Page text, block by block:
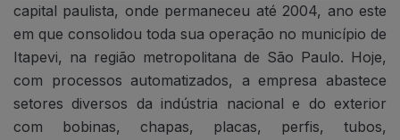
capital paulista, onde permaneceu até 2004, ano este
em que consolidou toda sua operação no município de
Itapevi, na região metropolitana de São Paulo. Hoje,
com processos automatizados, a empresa abastece
setores diversos da indústria nacional e do exterior
com bobinas, chapas, placas, perfis, tubos,